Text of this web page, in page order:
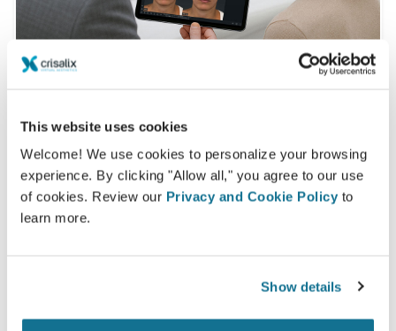
This website uses cookies
Welcome! We use cookies to personalize your browsing
experience. By clicking "Allow all," you agree to our use
of cookies. Review our Privacy and Cookie Policy to
learn more.
Show details
En quoi consiste une consultation 3D
classique ?
Lors de votre prochain rendez-vous, vous serez en
mesure de découvrir votre nouvelle apparence tout
Consultation 3D pour le visage